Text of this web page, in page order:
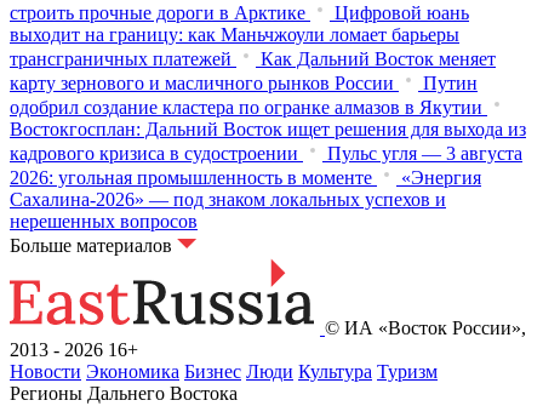
строить прочные дороги в Арктике
Цифровой юань
выходит на границу: как Маньчжоули ломает барьеры
трансграничных платежей
Как Дальний Восток меняет
карту зернового и масличного рынков России
Путин
одобрил создание кластера по огранке алмазов в Якутии
Востокгосплан: Дальний Восток ищет решения для выхода из
кадрового кризиса в судостроении
Пульс угля — 3 августа
2026: угольная промышленность в моменте
«Энергия
Сахалина-2026» — под знаком локальных успехов и
нерешенных вопросов
Больше материалов
© ИА «Восток России»,
2013 - 2026 16+
Новости Экономика Бизнес Люди Культура Туризм
Регионы Дальнего Востока